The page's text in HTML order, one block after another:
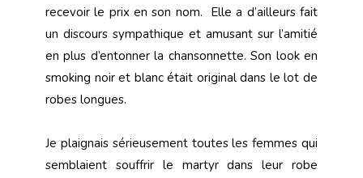
recevoir le prix en son nom. Elle a d’ailleurs fait
un discours sympathique et amusant sur l’amitié
en plus d’entonner la chansonnette. Son look en
smoking noir et blanc était original dans le lot de
robes longues.
Je plaignais sérieusement toutes les femmes qui
semblaient souffrir le martyr dans leur robe